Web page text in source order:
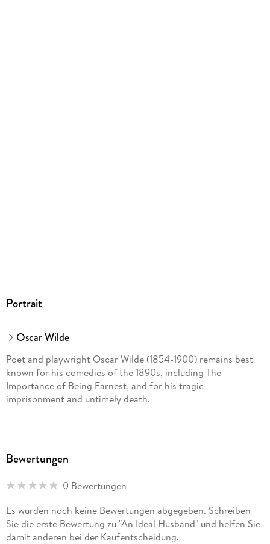
Portrait
Oscar Wilde
Poet and playwright Oscar Wilde (1854-1900) remains best
known for his comedies of the 1890s, including The
Importance of Being Earnest, and for his tragic
imprisonment and untimely death.
Bewertungen
0 Bewertungen
Es wurden noch keine Bewertungen abgegeben. Schreiben
Sie die erste Bewertung zu "An Ideal Husband" und helfen Sie
damit anderen bei der Kaufentscheidung.